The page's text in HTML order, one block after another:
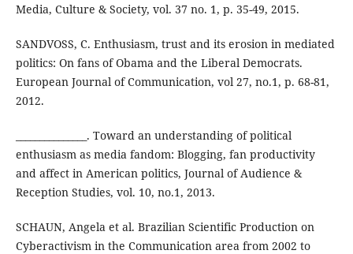
Media, Culture & Society, vol. 37 no. 1, p. 35-49, 2015.
SANDVOSS, C. Enthusiasm, trust and its erosion in mediated
politics: On fans of Obama and the Liberal Democrats.
European Journal of Communication, vol 27, no.1, p. 68-81,
2012.
_______________. Toward an understanding of political
enthusiasm as media fandom: Blogging, fan productivity
and affect in American politics, Journal of Audience &
Reception Studies, vol. 10, no.1, 2013.
SCHAUN, Angela et al. Brazilian Scientific Production on
Cyberactivism in the Communication area from 2002 to